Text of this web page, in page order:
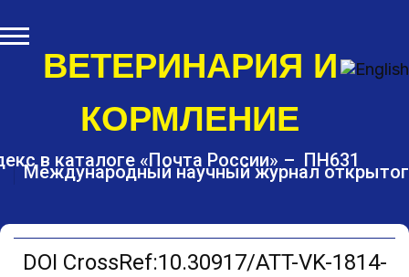
k
i
n
n
ВЕТЕРИНАРИЯ И
КОРМЛЕНИЕ
Международный научный журнал
в каталоге «Почта России» – ПН631
DOI CrossRef:10.30917/ATT-VK-1814-